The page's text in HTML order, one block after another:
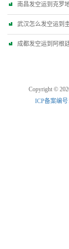
南昌发空运到克罗
武汉怎么发空运到
成都发空运到阿根
Copyright ©
ICP备案编号